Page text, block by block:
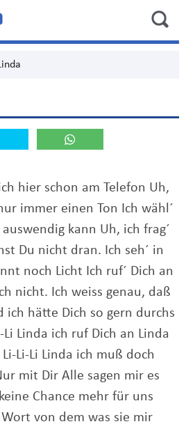
hier schon am Telefon Uh,
immer einen Ton Ich wähl´
kann Uh, ich frag´
Du nicht dran. Ich seh´ in
noch Licht Ich ruf´ Dich an
nicht. Ich weiss genau, daß
ich hätte Dich so gern durchs
Li Linda ich ruf Dich an Linda
Li-Li Linda ich muß doch
mit Dir Alle sagen mir es
Chance mehr für uns
Wort von dem was sie mir